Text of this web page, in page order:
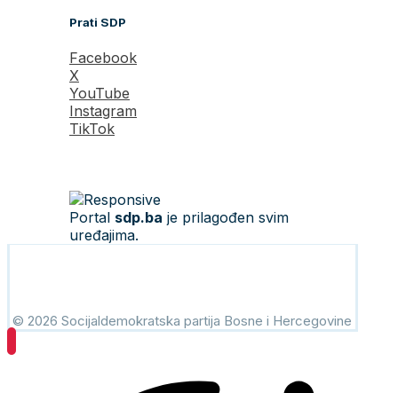
Prati SDP
Facebook
X
YouTube
Instagram
TikTok
Portal sdp.ba je prilagođen svim
uređajima.
© 2026 Socijaldemokratska partija Bosne i Hercegovine